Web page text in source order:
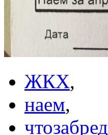
ЖКХ,
наем,
чтозабред